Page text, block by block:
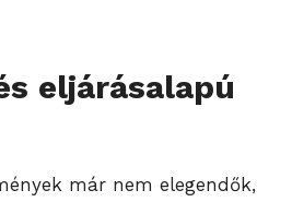
eljárásalapú
már nem elegendők,